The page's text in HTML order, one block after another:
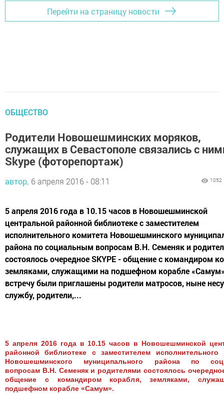
Перейти на страницу новости
ОБЩЕСТВО
Родители Новошешминских моряков,
служащих в Севастополе связались с
Skype (фоторепортаж)
автор, 6 апреля 2016 - 08:11 1052
5 апреля 2016 года в 10.15 часов в Новошешминской
центральной районной библиотеке с заместителем
исполнительного комитета Новошешминского
района по социальным вопросам В.Н. Семеняк и
состоялось очередное SKYPE - общение с командиром
земляками, служащими на подшефном корабле
встречу были приглашены родители матросов, ныне
службу, родители,...
5 апреля 2016 года в 10.15 часов в Новошешминской
районной библиотеке с заместителем исполнительного
Новошешминского муниципального района по
вопросам В.Н. Семеняк и родителями состоялось
общение с командиром корабля, земляками,
подшефном корабле «Самум».